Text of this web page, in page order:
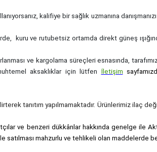
kalifiye bir sağlık uzmanına
kuru ve rutubetsiz ortamda direkt güneş
ve kargolama süreçleri esnasında,
aksaklıklar için lütfen İletişim
tanıtım yapılmamaktadır. Ürünlerimiz ilaç
ve benzeri dükkânlar hakkında genelge ile
satılması mahzurlu ve tehlikeli olan maddelerde